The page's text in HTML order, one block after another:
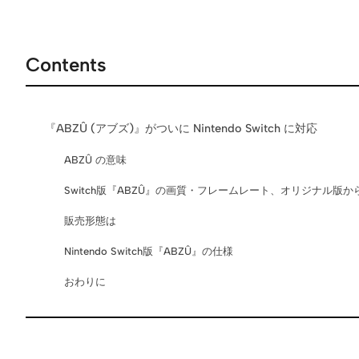
Contents
『ABZÛ (アブズ)』がついに Nintendo Switch に対応
ABZÛ の意味
Switch版『ABZÛ』の画質・フレームレート、オリジナル版か
販売形態は
Nintendo Switch版『ABZÛ』の仕様
おわりに